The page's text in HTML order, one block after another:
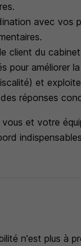
avec vos
client du
pour améliorer
et
réponses
et votre
n'est plus à